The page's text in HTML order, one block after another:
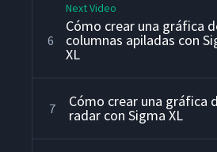
6
Next Video
Cómo crear una gráfica
columnas apiladas con
XL
7 Cómo crear una gráfica
radar con Sigma XL